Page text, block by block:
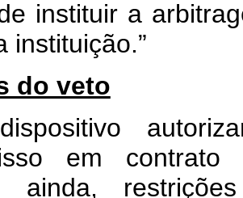
instituir a
instituição.”
do veto
em
ainda,